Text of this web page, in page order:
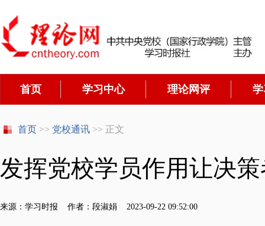
首页 学习中心 理论网评
首页 >> 党校通讯 >> 正文
发挥党校学员作用让决
来源：学习时报 作者：段淑娟 2023-09-22 09:52:00